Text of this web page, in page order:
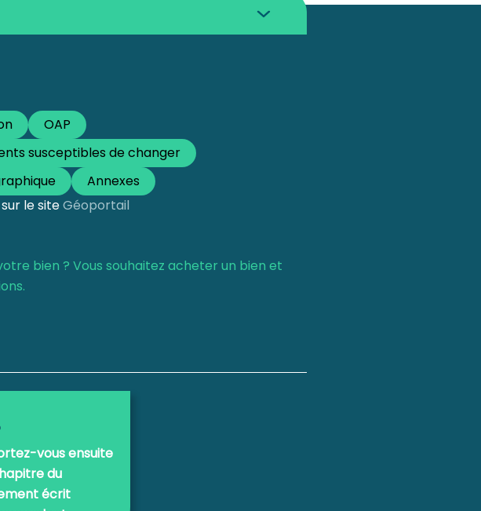
OAP
susceptibles de changer
Annexes
le siteGéoportail
bien ? Vous souhaitez acheter un bien et
vous ensuite
du
écrit